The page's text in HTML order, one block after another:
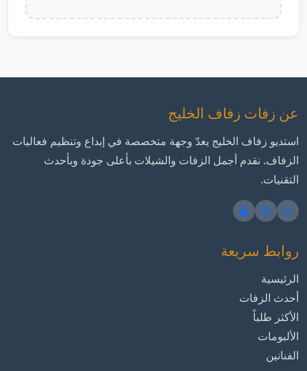
عن زفات زفاف الخليج
استديو زفاف الخليج يعدّ وجهة متخصصة في إبداع وتنظيم فعاليات
الزفاف. نقدم أجمل الزفات والشيلات بأعلى جودة وبأحدث
التقنيات.
روابط سريعة
الرئيسية
أحدث الزفات
الأكثر طلباً
الألبومات
الفنانين